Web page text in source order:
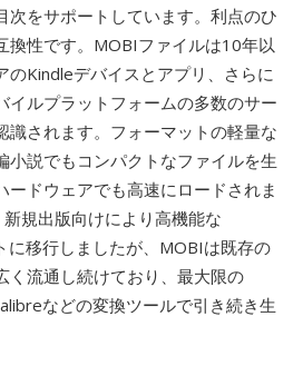
次をサポートしています。利点のひ
換性です。MOBIファイルは10年以
のKindleデバイスとアプリ、さらに
イルプラットフォームの多数のサー
識されます。フォーマットの軽量な
小説でもコンパクトなファイルを生
ードウェアでも高速にロードされま
規出版向けにより高機能な
に移行しましたが、MOBIは既存の
く流通し続けており、最大限の
などの変換ツールで引き続き生